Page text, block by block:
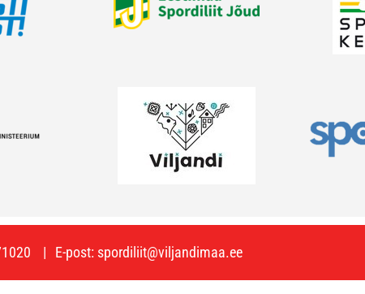
E-post: spordiliit@viljandimaa.ee